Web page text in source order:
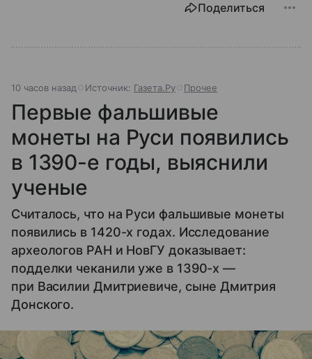
Поделиться
10 часов назад Источник: Газета.Ру Прочее
Первые фальшивые
монеты на Руси появились
в 1390-е годы, выяснили
ученые
Считалось, что на Руси фальшивые монеты
появились в 1420-х годах. Исследование
археологов РАН и НовГУ доказывает:
подделки чеканили уже в 1390-х —
при Василии Дмитриевиче, сыне Дмитрия
Донского.